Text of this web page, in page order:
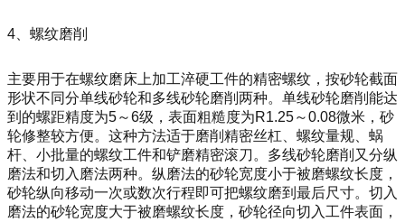
4、螺纹磨削
主要用于在螺纹磨床上加工淬硬工件的精密螺纹，按砂轮截面
形状不同分单线砂轮和多线砂轮磨削两种。单线砂轮磨削能达
到的螺距精度为5～6级，表面粗糙度为R1.25～0.08微米，砂
轮修整较方便。这种方法适于磨削精密丝杠、螺纹量规、蜗
杆、小批量的螺纹工件和铲磨精密滚刀。多线砂轮磨削又分纵
磨法和切入磨法两种。纵磨法的砂轮宽度小于被磨螺纹长度，
砂轮纵向移动一次或数次行程即可把螺纹磨到最后尺寸。切入
磨法的砂轮宽度大于被磨螺纹长度，砂轮径向切入工件表面，